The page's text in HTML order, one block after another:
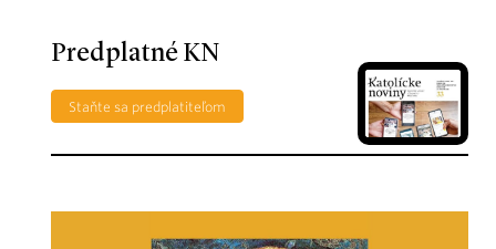
Predplatné KN
Staňte sa predplatiteľom